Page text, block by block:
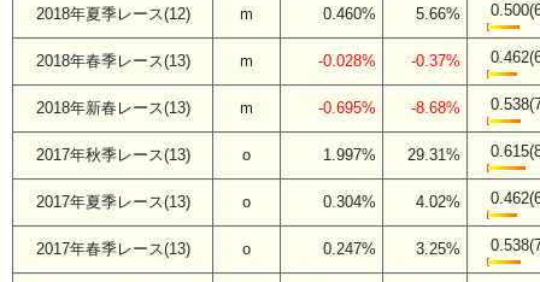
2018年夏季レース(12) m 0.460% 5.66%
2018年春季レース(13) m -0.028% -0.37%
2018年新春レース(13) m -0.695% -8.68%
2017年秋季レース(13) o 1.997% 29.31%
2017年夏季レース(13) o 0.304% 4.02%
2017年春季レース(13) o 0.247% 3.25%